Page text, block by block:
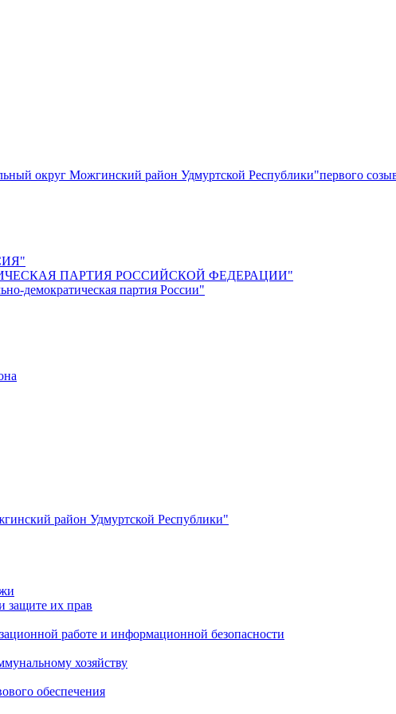
округ Можгинский район Удмуртской Республики"первого
ПАРТИЯ РОССИЙСКОЙ ФЕДЕРАЦИИ"
демократическая партия России"
район Удмуртской Республики"
защите их прав
работе и информационной безопасности
хозяйству
обеспечения